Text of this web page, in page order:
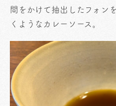
間をかけて抽出したフォン
くようなカレーソース。